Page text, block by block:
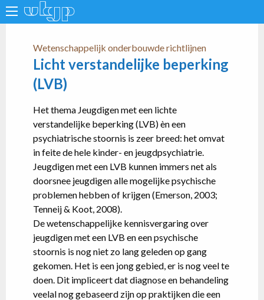
Wetenschappelijk onderbouwde richtlijnen
Licht verstandelijke beperking
(LVB)
Het thema Jeugdigen met een lichte
verstandelijke beperking (LVB) èn een
psychiatrische stoornis is zeer breed: het omvat
in feite de hele kinder- en jeugdpsychiatrie.
Jeugdigen met een LVB kunnen immers net als
doorsnee jeugdigen alle mogelijke psychische
problemen hebben of krijgen (Emerson, 2003;
Tenneij & Koot, 2008).
De wetenschappelijke kennisvergaring over
jeugdigen met een LVB en een psychische
stoornis is nog niet zo lang geleden op gang
gekomen. Het is een jong gebied, er is nog veel te
doen. Dit impliceert dat diagnose en behandeling
veelal nog gebaseerd zijn op praktijken die een